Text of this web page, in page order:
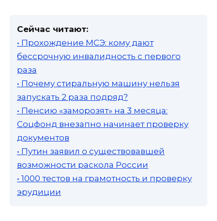
Сейчас читают:
• Прохождение МСЭ: кому дают
бессрочную инвалидность с первого
раза
• Почему стиральную машину нельзя
запускать 2 раза подряд?
• Пенсию «заморозят» на 3 месяца:
Соцфонд внезапно начинает проверку
документов
• Путин заявил о существовавшей
возможности раскола России
• 1000 тестов на грамотность и проверку
эрудиции